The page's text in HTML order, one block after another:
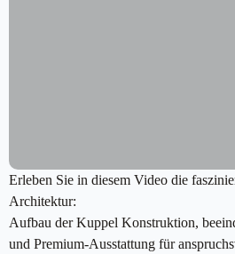
Erleben Sie in diesem Video die
Architektur:
Aufbau der Kuppel Konstruktion,
und Premium-Ausstattung für